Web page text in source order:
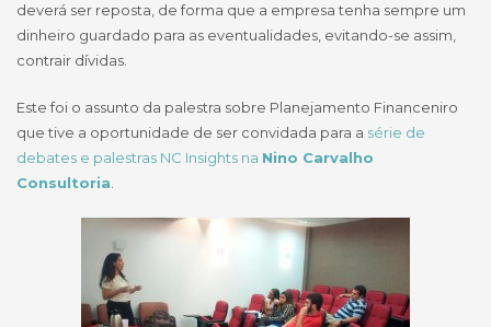
deverá ser reposta, de forma que a empresa tenha sempre um
dinheiro guardado para as eventualidades, evitando-se assim,
contrair dívidas.
Este foi o assunto da palestra sobre Planejamento Financeniro
que tive a oportunidade de ser convidada para a série de
debates e palestras NC Insights na Nino Carvalho
Consultoria.